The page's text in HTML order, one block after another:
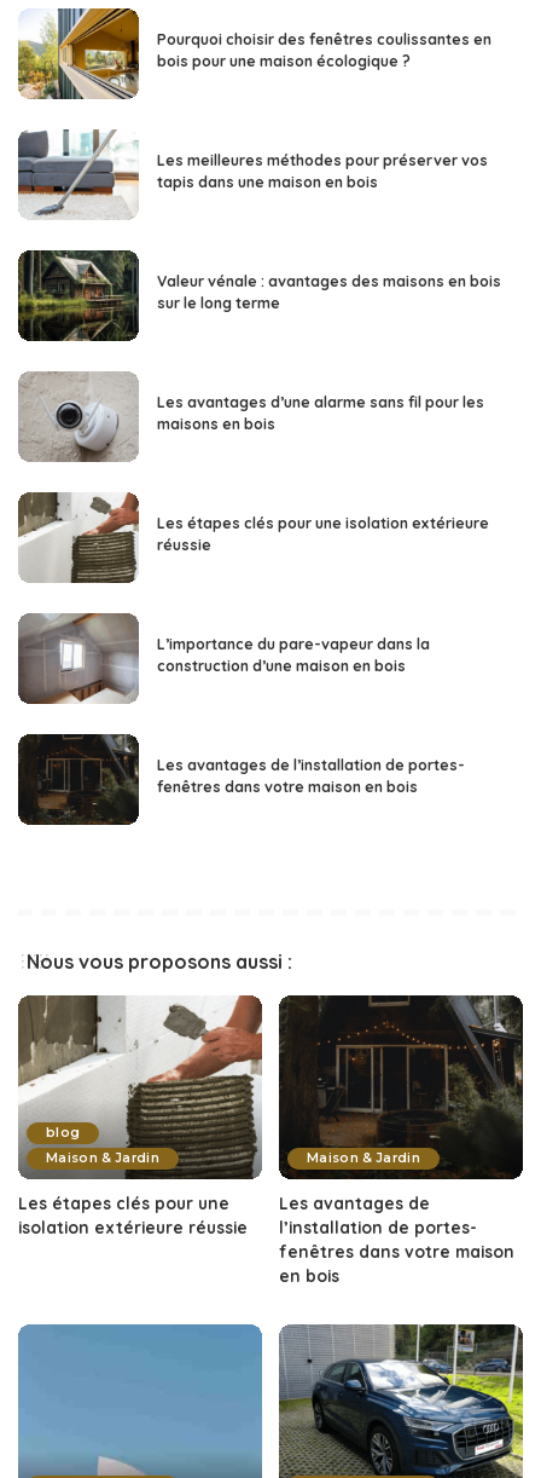
Pourquoi choisir des fenêtres coulissantes en
bois pour une maison écologique ?
Les meilleures méthodes pour préserver vos
tapis dans une maison en bois
Valeur vénale : avantages des maisons en bois
sur le long terme
Les avantages d’une alarme sans fil pour les
maisons en bois
Les étapes clés pour une isolation extérieure
réussie
L’importance du pare-vapeur dans la
construction d’une maison en bois
Les avantages de l’installation de portes-
fenêtres dans votre maison en bois
Nous vous proposons aussi :
blog
Maison & Jardin
Les étapes clés pour une
isolation extérieure réussie
Maison & Jardin
Les avantages de
l’installation de portes-
fenêtres dans votre maison
en bois